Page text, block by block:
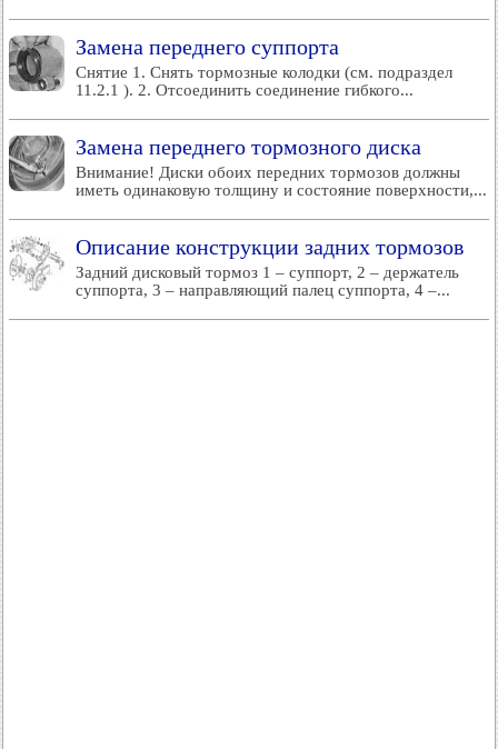
Замена переднего суппорта
Снятие 1. Снять тормозные колодки (см. подраздел
11.2.1 ). 2. Отсоединить соединение гибкого...
Замена переднего тормозного диска
Внимание! Диски обоих передних тормозов должны
иметь одинаковую толщину и состояние поверхности,...
Описание конструкции задних тормозов
Задний дисковый тормоз 1 – суппорт, 2 – держатель
суппорта, 3 – направляющий палец суппорта, 4 –...